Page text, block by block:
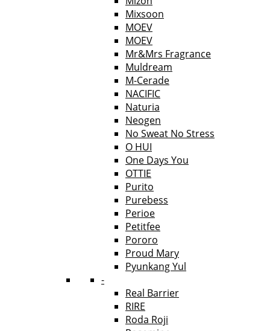
Mixsoon
MOEV
MOEV
Mr&Mrs Fragrance
Muldream
M-Cerade
NACIFIC
Naturia
Neogen
No Sweat No Stress
O HUI
One Days You
OTTIE
Purito
Purebess
Perioe
Petitfee
Pororo
Proud Mary
Pyunkang Yul
-
Real Barrier
RIRE
Roda Roji